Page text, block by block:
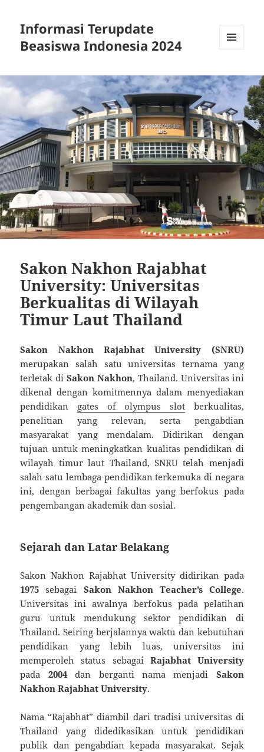
Informasi Terupdate
Beasiswa Indonesia 2024
WIDGETS
Sakon Nakhon Rajabhat
University: Universitas
Berkualitas di Wilayah
Timur Laut Thailand
Sakon Nakhon Rajabhat University (SNRU)
merupakan salah satu universitas ternama yang
terletak diSakon Nakhon, Thailand. Universitas ini
dikenal dengan komitmennya dalam menyediakan
pendidikan gates of olympus slotberkualitas,
penelitian yang relevan, serta pengabdian
masyarakat yang mendalam. Didirikan dengan
tujuan untuk meningkatkan kualitas pendidikan di
wilayah timur laut Thailand, SNRU telah menjadi
salah satu lembaga pendidikan terkemuka di negara
ini, dengan berbagai fakultas yang berfokus pada
pengembangan akademik dan sosial.
Sejarah dan Latar Belakang
Sakon Nakhon Rajabhat University didirikan pada
1975 sebagai Sakon Nakhon Teacher’s College.
Universitas ini awalnya berfokus pada pelatihan
guru untuk mendukung sektor pendidikan di
Thailand. Seiring berjalannya waktu dan kebutuhan
pendidikan yang lebih luas, universitas ini
memperoleh status sebagai Rajabhat University
pada 2004dan berganti nama menjadi Sakon
Nakhon Rajabhat University.
Nama “Rajabhat” diambil dari tradisi universitas di
Thailand yang didedikasikan untuk pendidikan
publik dan pengabdian kepada masyarakat. Sejak